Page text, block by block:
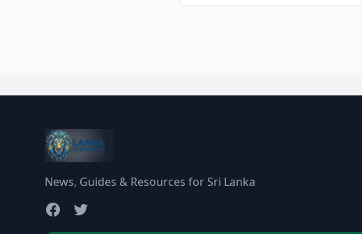
News, Guides & Resources for Sri Lanka